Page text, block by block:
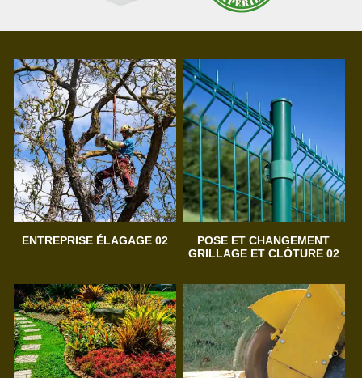
ENTREPRISE ÉLAGAGE 02
POSE ET CHANGEMENT
GRILLAGE ET CLÔTURE 02